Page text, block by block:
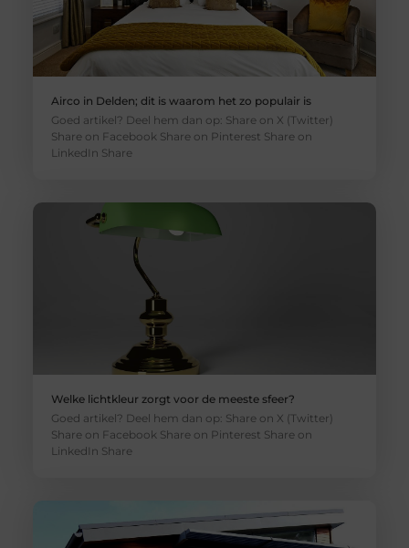
Airco in Delden; dit is waarom het zo populair is
Goed artikel? Deel hem dan op: Share on X (Twitter)
Share on Facebook Share on Pinterest Share on
LinkedIn Share
Welke lichtkleur zorgt voor de meeste sfeer?
Goed artikel? Deel hem dan op: Share on X (Twitter)
Share on Facebook Share on Pinterest Share on
LinkedIn Share